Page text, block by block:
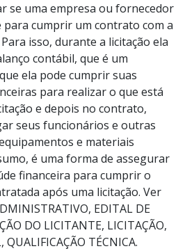
se uma empresa ou fornecedor
cumprir um contrato com a
isso, durante a licitação ela
contábil, que é um
ela pode cumprir suas
para realizar o que está
e depois no contrato,
seus funcionários e outras
e materiais
é uma forma de assegurar
financeira para cumprir o
após uma licitação. Ver
EDITAL DE
DO LICITANTE, LICITAÇÃO,
TÉCNICA.